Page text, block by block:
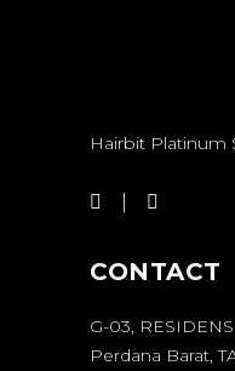
Hairbit Platinum
CONTACT
G-03,
Perdana Barat,